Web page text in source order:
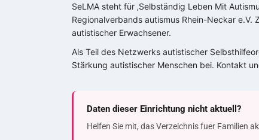
SeLMA steht für ‚Selbständig Leben Mit
Regionalverbands autismus Rhein-Neckar
autistischer Erwachsener.
Als Teil des Netzwerks autistischer
Stärkung autistischer Menschen bei. Kontakt
Daten dieser Einrichtung nicht aktuell?
Helfen Sie mit, das Verzeichnis fuer Familien